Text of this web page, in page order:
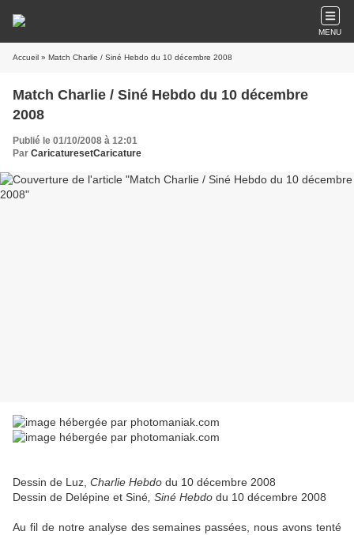
MENU
Accueil » Match Charlie / Siné Hebdo du 10 décembre 2008
Match Charlie / Siné Hebdo du 10 décembre
2008
Publié le 01/10/2008 à 12:01
Par CaricaturesetCaricature
Dessin de Luz, Charlie Hebdo du 10 décembre 2008
Dessin de Delépine et Siné , Siné Hebdo du 10 décembre 2008
Au fil de notre analyse des semaines passées, nous avons tenté